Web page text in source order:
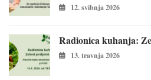
12. svibnja 2026
Radionica kuhanja:
13. travnja 2026